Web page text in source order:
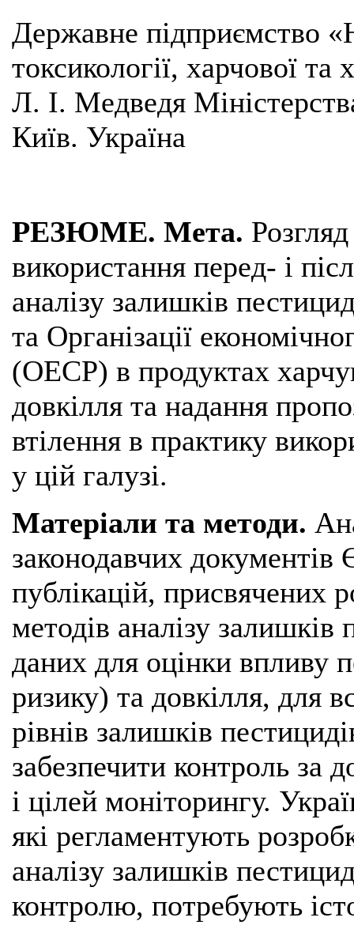
Державне підприємство
токсикології, харчової та
Л. І. Медведя
Київ. Україна
РЕЗЮМЕ. Мета.
використання перед- і
аналізу залишків
та Організації
(ОЕСР) в продуктах
довкілля та надання
втілення в практику
у цій галузі.
Матеріали та методи.
законодавчих
публікацій, присвячених
методів аналізу
даних для оцінки впливу
ризику) та довкілля, для
рівнів залишків
забезпечити контроль
і цілей моніторингу.
які регламентують
аналізу залишків
контролю, потребують